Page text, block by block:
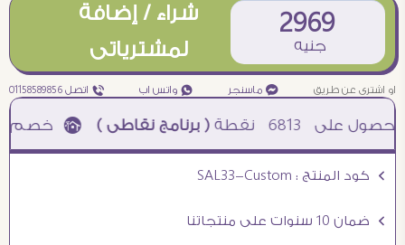
2969
جنيه
شراء / إضافة
لمشترياتى
او اشترى عن طريق ¥ ماسنجر ₧ واتس اب ƒ اتصل 01158589856
6813 نقطة( برنامج نقاطى )à خصم 5% للعملاء الجدد à شحن مجانى عند الشراء ب 4000 جنيه à
Ö كود المنتج : SAL33-Custom
Ö ضمان 10 سنوات على منتجاتنا